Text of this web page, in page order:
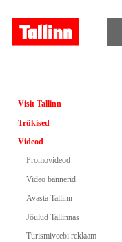
Visit Tallinn
Trükised
Videod
Promovideod
Video bännerid
Avasta Tallinn
Jõulud Tallinnas
Turismiveebi reklaam